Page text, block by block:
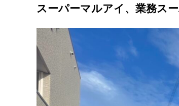
スーパーマルアイ、業務ス